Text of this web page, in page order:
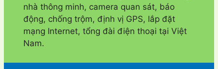
nhà thông minh, camera quan sát, báo
động, chống trộm, định vị GPS, lắp đặt
mạng Internet, tổng đài điện thoại tại Việt
Nam.